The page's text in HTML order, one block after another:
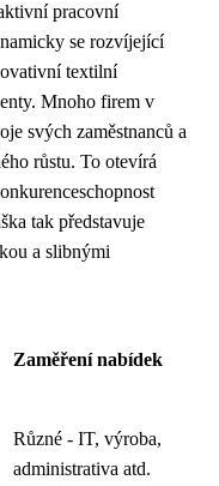
pracovní
se rozvíjející
textilní
Mnoho firem v
svých zaměstnanců a
růstu. To otevírá
tak představuje
a slibnými
Zaměření nabídek
Různé - IT, výroba,
administrativa atd.